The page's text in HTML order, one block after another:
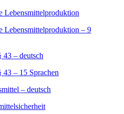
Lebensmittelproduktion
Lebensmittelproduktion – 9
43 – deutsch
43 – 15 Sprachen
– deutsch